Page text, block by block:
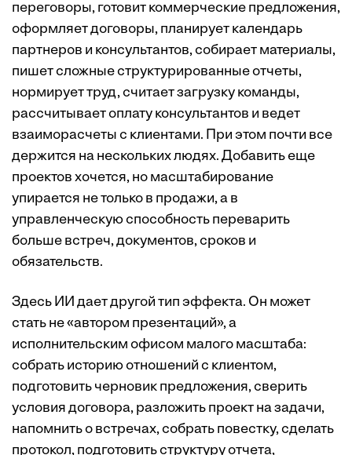
переговоры, готовит коммерческие предложения,
оформляет договоры, планирует календарь
партнеров и консультантов, собирает материалы,
пишет сложные структурированные отчеты,
нормирует труд, считает загрузку команды,
рассчитывает оплату консультантов и ведет
взаиморасчеты с клиентами. При этом почти все
держится на нескольких людях. Добавить еще
проектов хочется, но масштабирование
упирается не только в продажи, а в
управленческую способность переварить
больше встреч, документов, сроков и
обязательств.
Здесь ИИ дает другой тип эффекта. Он может
стать не «автором презентаций», а
исполнительским офисом малого масштаба:
собрать историю отношений с клиентом,
подготовить черновик предложения, сверить
условия договора, разложить проект на задачи,
напомнить о встречах, собрать повестку, сделать
протокол, подготовить структуру отчета,